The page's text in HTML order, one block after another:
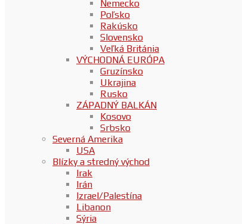
Nemecko
Poľsko
Rakúsko
Slovensko
Veľká Británia
VÝCHODNÁ EURÓPA
Gruzínsko
Ukrajina
Rusko
ZÁPADNÝ BALKÁN
Kosovo
Srbsko
Severná Amerika
USA
Blízky a stredný východ
Irak
Irán
Izrael/Palestína
Libanon
Sýria